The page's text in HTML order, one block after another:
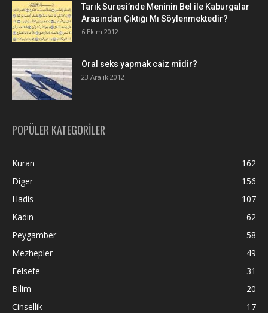
Tarık Suresi’nde Meninin Bel ile Kaburgalar
Arasından Çıktığı Mı Söylenmektedir?
6 Ekim 2012
Oral seks yapmak caiz midir?
23 Aralık 2012
POPÜLER KATEGORİLER
Kuran
162
Diger
156
Hadis
107
Kadın
62
Peygamber
58
Mezhepler
49
Felsefe
31
Bilim
20
Cinsellik
17